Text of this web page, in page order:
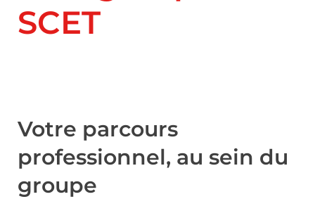
SCET
Votre parcours
professionnel, au sein du
groupe